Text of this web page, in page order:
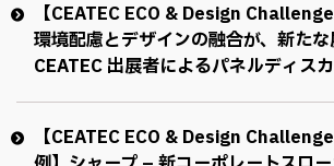
【CEATEC ECO & Design
環境配慮とデザインの融合が、新た
CEATEC 出展者によるパネルディス
【CEATEC ECO & Design